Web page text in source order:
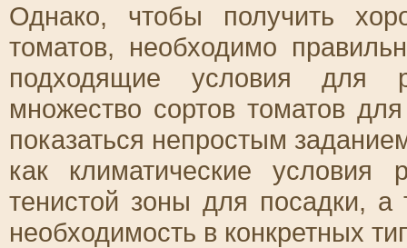
Однако, чтобы получить
томатов, необходимо
подходящие условия для
множество сортов томатов
показаться непростым
как климатические условия
тенистой зоны для посадки,
необходимость в конкретных